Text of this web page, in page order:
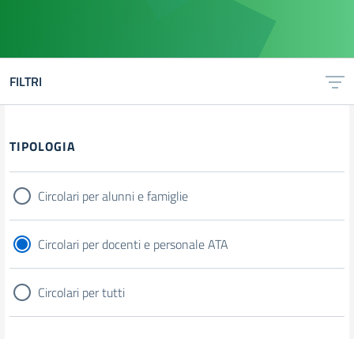
FILTRI
Filtri
TIPOLOGIA
Circolari per alunni e famiglie
Circolari per docenti e personale ATA
Circolari per tutti